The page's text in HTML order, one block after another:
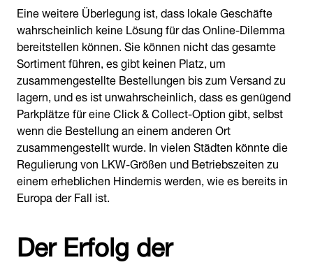
Eine weitere Überlegung ist, dass lokale Geschäfte
wahrscheinlich keine Lösung für das Online-Dilemma
bereitstellen können. Sie können nicht das gesamte
Sortiment führen, es gibt keinen Platz, um
zusammengestellte Bestellungen bis zum Versand zu
lagern, und es ist unwahrscheinlich, dass es genügend
Parkplätze für eine Click & Collect-Option gibt, selbst
wenn die Bestellung an einem anderen Ort
zusammengestellt wurde. In vielen Städten könnte die
Regulierung von LKW-Größen und Betriebszeiten zu
einem erheblichen Hindernis werden, wie es bereits in
Europa der Fall ist.
Der Erfolg der